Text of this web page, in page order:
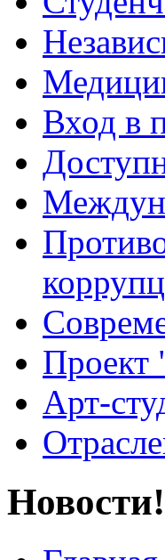
Вход в
Проект
Арт-